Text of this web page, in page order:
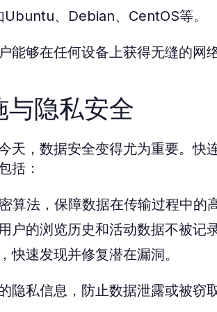
、Debian、CentOS等。
能够在任何设备上获得无缝的网
隐私安全
天，数据安全变得尤为重要。快
括：
算法，保障数据在传输过程中的
户的浏览历史和活动数据不被记录
快速发现并修复潜在漏洞。
隐私信息，防止数据泄露或被窃取